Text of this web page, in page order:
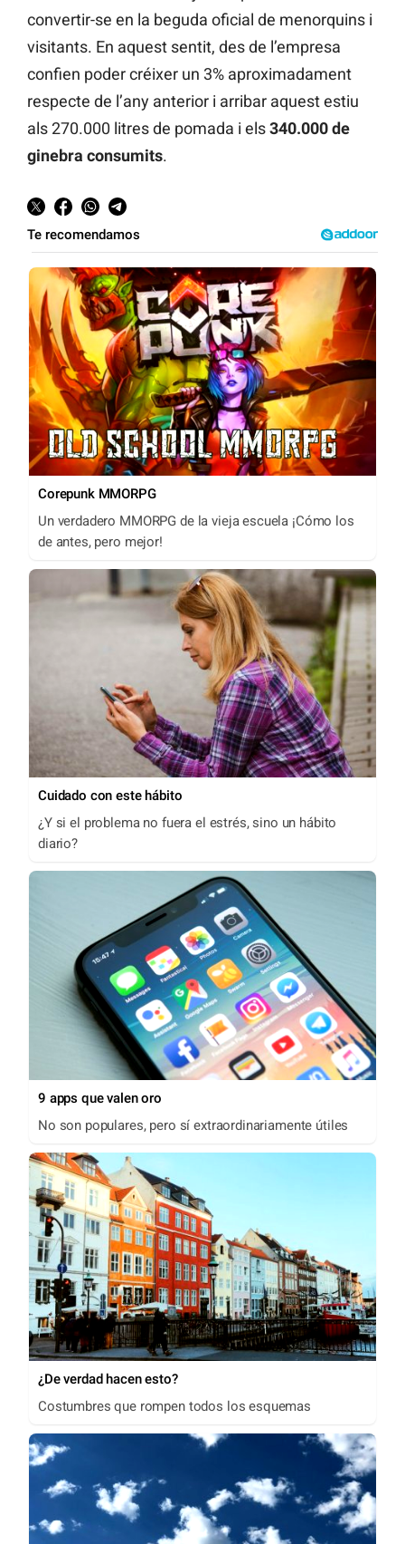
convertir-se en la beguda oficial de menorquins i
visitants. En aquest sentit, des de l’empresa
confien poder créixer un 3% aproximadament
respecte de l’any anterior i arribar aquest estiu
als 270.000 litres de pomada i els340.000 de
ginebra consumits.
Corepunk MMORPG
Un verdadero MMORPG de la vieja escuela ¡Cómo los
de antes, pero mejor!
Cuidado con este hábito
¿Y si el problema no fuera el estrés, sino un hábito
diario?
9 apps que valen oro
No son populares, pero sí extraordinariamente útiles
¿De verdad hacen esto?
Costumbres que rompen todos los esquemas